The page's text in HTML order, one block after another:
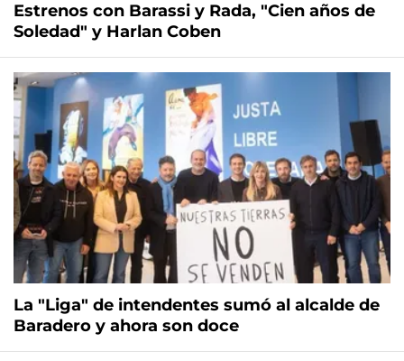
Estrenos con Barassi y Rada, "Cien años de
Soledad" y Harlan Coben
La "Liga" de intendentes sumó al alcalde de
Baradero y ahora son doce